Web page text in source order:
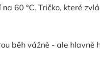
60 °C. Tričko, které
běh vážně - ale hlavně